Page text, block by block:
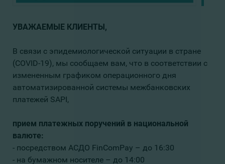
УВАЖАЕМЫЕ КЛИЕНТЫ,
В связи с эпидемиологической ситуации в стране
(COVID-19), мы сообщаем вам, что в соответствии с
измененным графиком операционного дня
автоматизированной системы межбанковских
платежей SAPI,
прием платежных поручений в национальной
валюте:
- посредством АСДО FinComPay – до 16:30
- на бумажном носителе – до 14:00